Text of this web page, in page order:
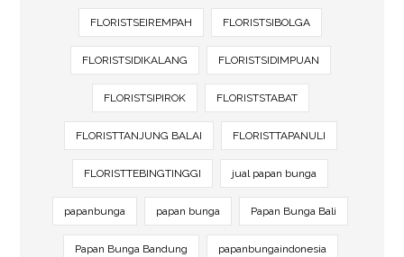
FLORISTSEIREMPAH FLORISTSIBOLGA
FLORISTSIDIKALANG FLORISTSIDIMPUAN
FLORISTSIPIROK FLORISTSTABAT
FLORISTTANJUNG BALAI FLORISTTAPANULI
FLORISTTEBINGTINGGI jual papan bunga
papanbunga papan bunga Papan Bunga Bali
Papan Bunga Bandung papanbungaindonesia